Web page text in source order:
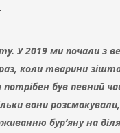
У 2019 ми почали з
коли тварини
був певний
вони
бур’яну на